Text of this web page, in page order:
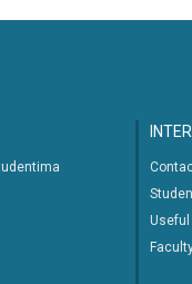
Useful